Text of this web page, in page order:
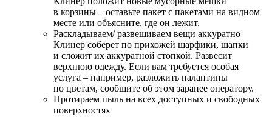
в корзины – оставьте пакет с пакетами на видном
месте или объясните, где он лежит.
Раскладываем/ развешиваем вещи аккуратно
Клинер соберет по прихожей шарфики, шапки
и сложит их аккуратной стопкой. Развесит
верхнюю одежду. Если вам требуется особая
услуга – например, разложить палантины
по цветам, сообщите об этом заранее оператору.
Протираем пыль на всех доступных и свободных
поверхностях